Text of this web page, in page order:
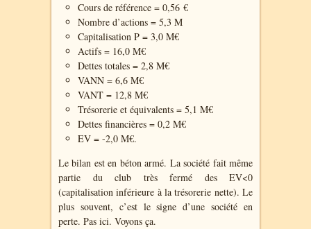
Cours de référence = 0,56 €
Nombre d’actions = 5,3 M
Capitalisation P = 3,0 M€
Actifs = 16,0 M€
Dettes totales = 2,8 M€
VANN = 6,6 M€
VANT = 12,8 M€
Trésorerie et équivalents = 5,1 M€
Dettes financières = 0,2 M€
EV = -2,0 M€.
Le bilan est en béton armé. La société fait même
partie du club très fermé des EV<0
(capitalisation inférieure à la trésorerie nette). Le
plus souvent, c’est le signe d’une société en
perte. Pas ici. Voyons ça.